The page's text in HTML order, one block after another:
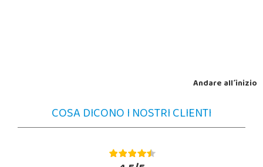
Andare all´inizio
COSA DICONO I NOSTRI CLIENTI